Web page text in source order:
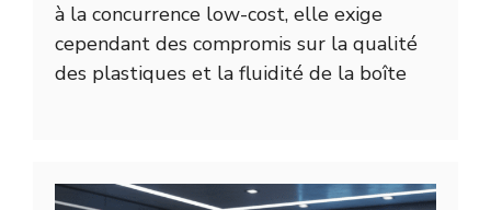
à la concurrence low-cost, elle exige
cependant des compromis sur la qualité
des plastiques et la fluidité de la boîte